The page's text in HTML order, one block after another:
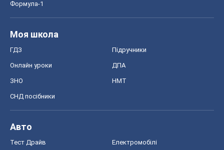
Формула-1
Моя школа
ГДЗ Підручники
Онлайн уроки ДПА
ЗНО НМТ
СНД посібники
Авто
Тест Драйв Електромобілі